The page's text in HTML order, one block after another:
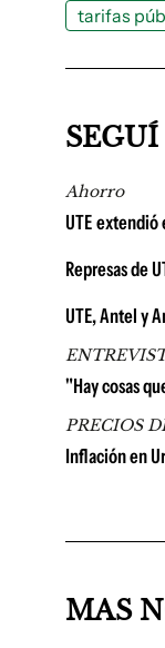
tarifas
Ahorro
UTE
Represas de
UTE, Antel y
"Hay cosas
PRECIOS
Inflación en
MAS